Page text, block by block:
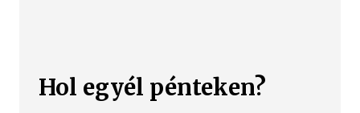
Hol egyél pénteken?